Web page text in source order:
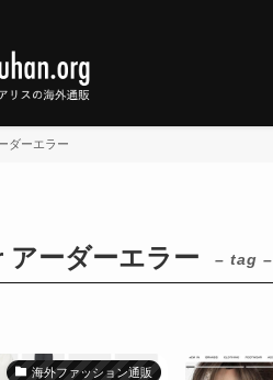
ダーエラー
ーダーエラー – tag –
海外ファッション通販